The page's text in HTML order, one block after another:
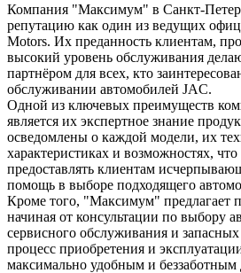
Компания "Максимум" в Санкт-
репутацию как один из ведущих
Motors. Их преданность клиентам,
высокий уровень обслуживания
партнёром для всех, кто
обслуживании автомобилей JAC.
Одной из ключевых преимуществ
является их экспертное знание
осведомлены о каждой модели, их
характеристиках и возможностях,
предоставлять клиентам
помощь в выборе подходящего
Кроме того, "Максимум" предлагает
начиная от консультации по выбору
сервисного обслуживания и запасных
процесс приобретения и
максимально удобным и беззаботным